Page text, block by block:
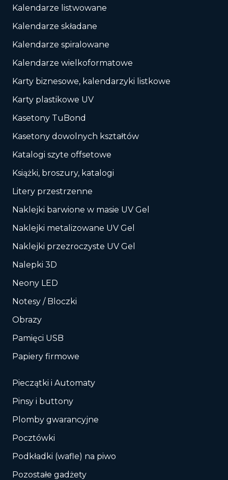
Kalendarze listwowane
Kalendarze składane
Kalendarze spiralowane
Kalendarze wielkoformatowe
Karty biznesowe, kalendarzyki listkowe
Karty plastikowe UV
Kasetony TuBond
Kasetony dowolnych kształtów
Katalogi szyte offsetowe
Książki, broszury, katalogi
Litery przestrzenne
Naklejki barwione w masie UV Gel
Naklejki metalizowane UV Gel
Naklejki przezroczyste UV Gel
Nalepki 3D
Neony LED
Notesy / Bloczki
Obrazy
Pamięci USB
Papiery firmowe
Pieczątki i Automaty
Pinsy i buttony
Plomby gwarancyjne
Pocztówki
Podkładki (wafle) na piwo
Pozostałe gadżety